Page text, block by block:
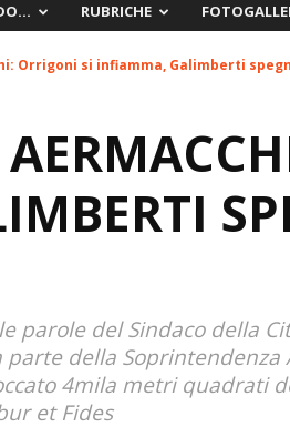
RUBRICHE
Orrigoni si infiamma, Galimberti
parole del Sindaco della
della Soprintendenza
4mila metri quadrati
et Fides